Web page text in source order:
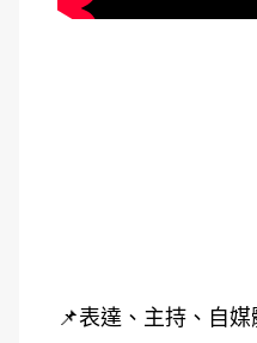
📌表達、主持、自